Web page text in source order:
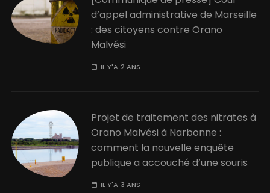
d’appel administrative de Marseille
: des citoyens contre Orano
Malvési
IL Y'A 2 ANS
Projet de traitement des nitrates à
Orano Malvési à Narbonne :
comment la nouvelle enquête
publique a accouché d’une souris
IL Y'A 3 ANS